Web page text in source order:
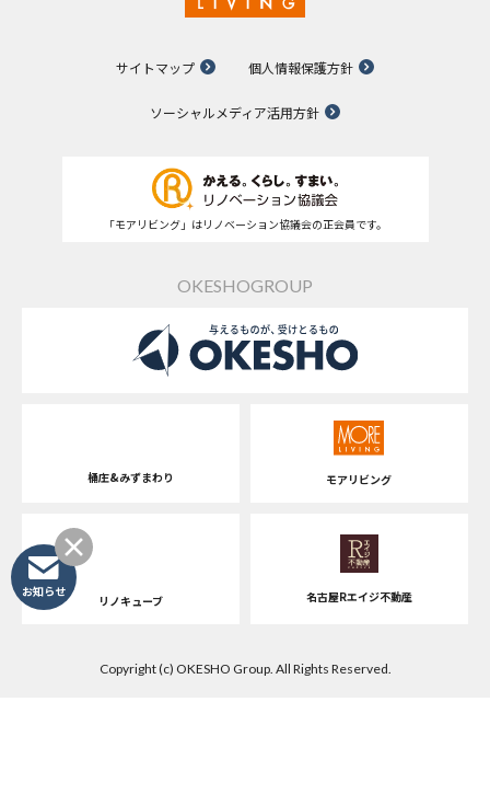
サイトマップ 個人情報保護方針
ソーシャルメディア活用方針
「モアリビング」はリノベーション協議会の正会員です。
OKESHOGROUP
桶庄&みずまわり モアリビング
リノキューブ 名古屋Rエイジ不動産
Copyright (c) OKESHO Group. All Rights Reserved.
お知らせ